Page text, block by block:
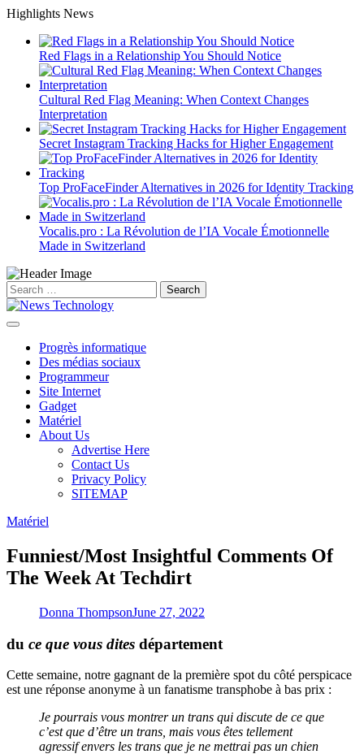
Skip
content
Highlights News
Red Flags in a Relationship You Should Notice
Cultural Red Flag Meaning: When Context Changes
Interpretation
Secret Instagram Tracking Hacks for Higher Engagement
Top ProFaceFinder Alternatives in 2026 for Identity Tracking
Vocalis.pro : La Révolution de l’IA Vocale Émotionnelle
Made in Switzerland
Search
for:
Progrès informatique
Des médias sociaux
Programmeur
Site Internet
Gadget
Matériel
About Us
Advertise Here
Contact Us
Privacy Policy
SITEMAP
Matériel
Funniest/Most Insightful Comments Of
The Week At Techdirt
Donna ThompsonJune 27, 2022
du ce que vous dites département
Cette semaine, notre gagnant de la première spot du côté perspicace
est une réponse anonyme à un fanatisme transphobe à bas prix :
Je pourrais vous montrer un trans qui discute de ce que
c’est que d’être un trans, mais vous êtes tellement
agressif envers les trans que je ne mettrai pas un chien